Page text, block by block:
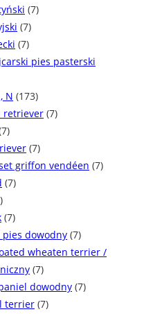
(7)
(7)
(7)
pies pasterski
N (173)
retriever (7)
(7)
griffon vendéen (7)
(7)
(7)
pies dowodny (7)
wheaten terrier /
(7)
dowodny (7)
terrier (7)